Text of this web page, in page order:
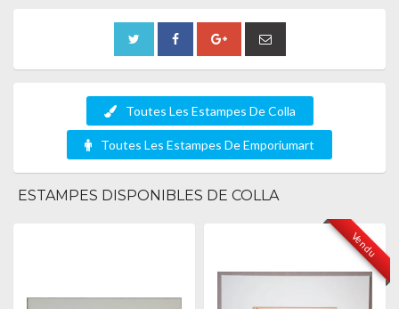
Toutes Les Estampes De Colla
Toutes Les Estampes De Emporiumart
ESTAMPES DISPONIBLES DE COLLA
Vendu